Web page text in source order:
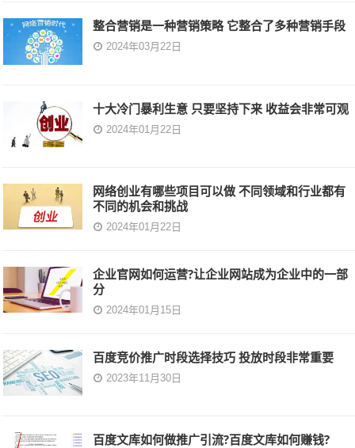
整合营销是一种营销策略 它整合了多种营销手段
2024年03月22日
十大冷门暴利生意 只要坚持下来 收益会非常可观
2024年01月22日
网络创业有哪些项目可以做 不同领域和行业都有
不同的机会和挑战
2024年01月22日
企业官网如何运营?让企业网站成为企业中的一部
分
2024年01月15日
百度竞价推广时段选择技巧 投放时段非常重要
2023年11月30日
百度文库如何做推广引流?百度文库如何赚钱?